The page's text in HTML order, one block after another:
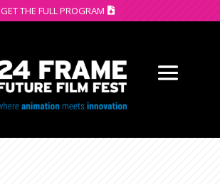
GET THE FULL PROGRAM